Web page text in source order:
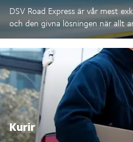
DSV Road Express är vår mest
och den givna lösningen när allt
Kurir